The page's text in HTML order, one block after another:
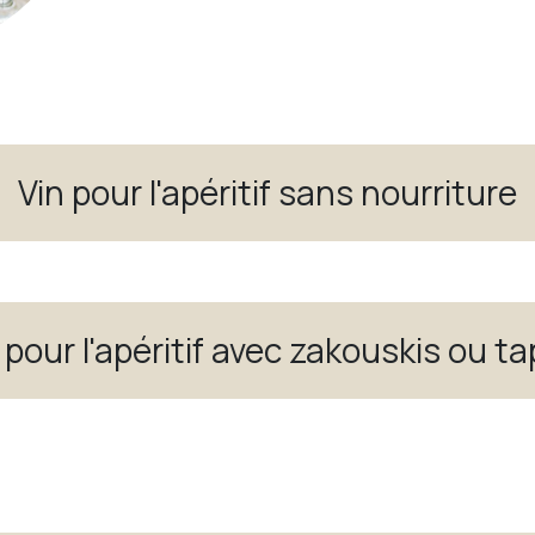
Vin pour l'apéritif sans nourriture
pour l'apéritif avec zakouskis ou